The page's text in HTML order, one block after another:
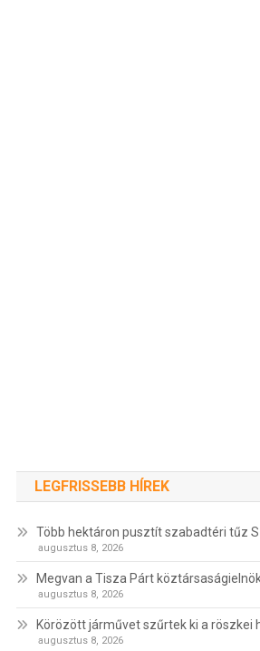
LEGFRISSEBB HÍREK
Több hektáron pusztít szabadtéri tűz
augusztus 8, 2026
Megvan a Tisza Párt
augusztus 8, 2026
Körözött járművet szűrtek ki a röszkei
augusztus 8, 2026